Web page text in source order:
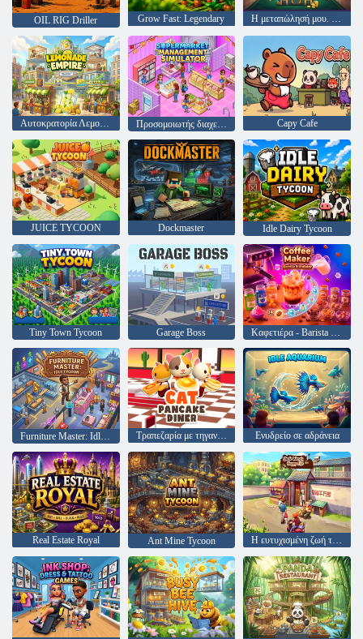
OIL RIG Driller Grow Fast: Legendary Η μεταπώλησή μου. Θήκες και πωλήσεις
Αυτοκρατορία Λεμονάδας Προσομοιωτής διαχείρισης σούπερ μάρκετ Capy Cafe
JUICE TYCOON Dockmaster Idle Dairy Tycoon
Tiny Town Tycoon Garage Boss
Furniture Master: Idle Tycoon Τραπεζαρία με τηγανίτες γάτας Ενυδρείο σε αδράνεια
Real Estate Royal Ant Mine Tycoon Η ευτυχισμένη ζωή του θείου Γουάνγκ